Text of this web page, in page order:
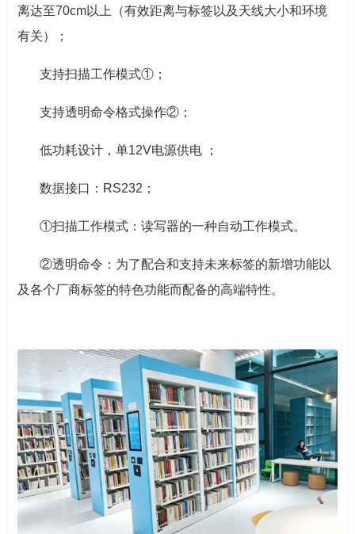
离达至70cm以上（有效距离与标签以及天线大小和环境
有关）；
支持扫描工作模式①；
支持透明命令格式操作②；
低功耗设计，单12V电源供电 ；
数据接口：RS232；
①扫描工作模式：读写器的一种自动工作模式。
②透明命令：为了配合和支持未来标签的新增功能以
及各个厂商标签的特色功能而配备的高端特性。